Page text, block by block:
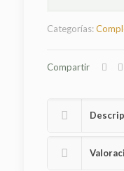
Categorías:
Compartir